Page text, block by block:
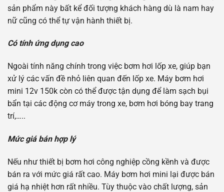
sản phẩm này bất kể đối tượng khách hàng dù là nam hay
nữ cũng có thể tự vận hành thiết bị.
Có tính ứng dụng cao
Ngoài tính năng chính trong việc bơm hơi lốp xe, giúp bạn
xử lý các vấn đề nhỏ liên quan đến lốp xe. Máy bơm hơi
mini 12v 150k còn có thể được tận dụng để làm sạch bụi
bẩn tại các động cơ máy trong xe, bơm hơi bóng bay trang
trí,…..
Mức giá bán hợp lý
Nếu như thiết bị bơm hơi công nghiệp cồng kềnh và được
bán ra với mức giá rất cao. Máy bơm hơi mini lại được bán
giá hạ nhiệt hơn rất nhiều. Tùy thuộc vào chất lượng, sản